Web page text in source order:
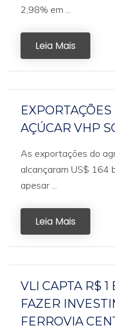
2,98% em ...
Leia Mais
AÇÚCAR VHP
As exportações do
alcançaram US$ 164
apesar ...
Leia Mais
VLI CAPTA R$
FAZER
FERROVIA